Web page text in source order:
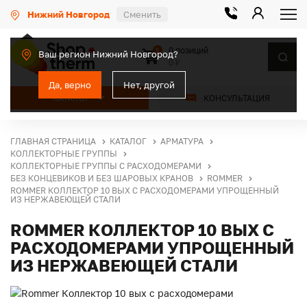
Нижний Новгород Сменить
Ваш регион Нижний Новгород?
Да, верно Нет, другой
КАТАЛОГ КОНСУЛЬТАЦИЯ
0
0 позиций
ГЛАВНАЯ СТРАНИЦА КАТАЛОГ
АРМАТУРА
КОЛЛЕКТОРНЫЕ ГРУППЫ
КОЛЛЕКТОРНЫЕ ГРУППЫ С РАСХОДОМЕРАМИ
БЕЗ КОНЦЕВИКОВ И БЕЗ ШАРОВЫХ КРАНОВ
ROMMER
ROMMER КОЛЛЕКТОР 10 ВЫХ С РАСХОДОМЕРАМИ УПРОЩЕННЫЙ
ИЗ НЕРЖАВЕЮЩЕЙ СТАЛИ
ROMMER КОЛЛЕКТОР 10 ВЫХ С
РАСХОДОМЕРАМИ УПРОЩЕННЫЙ
ИЗ НЕРЖАВЕЮЩЕЙ СТАЛИ